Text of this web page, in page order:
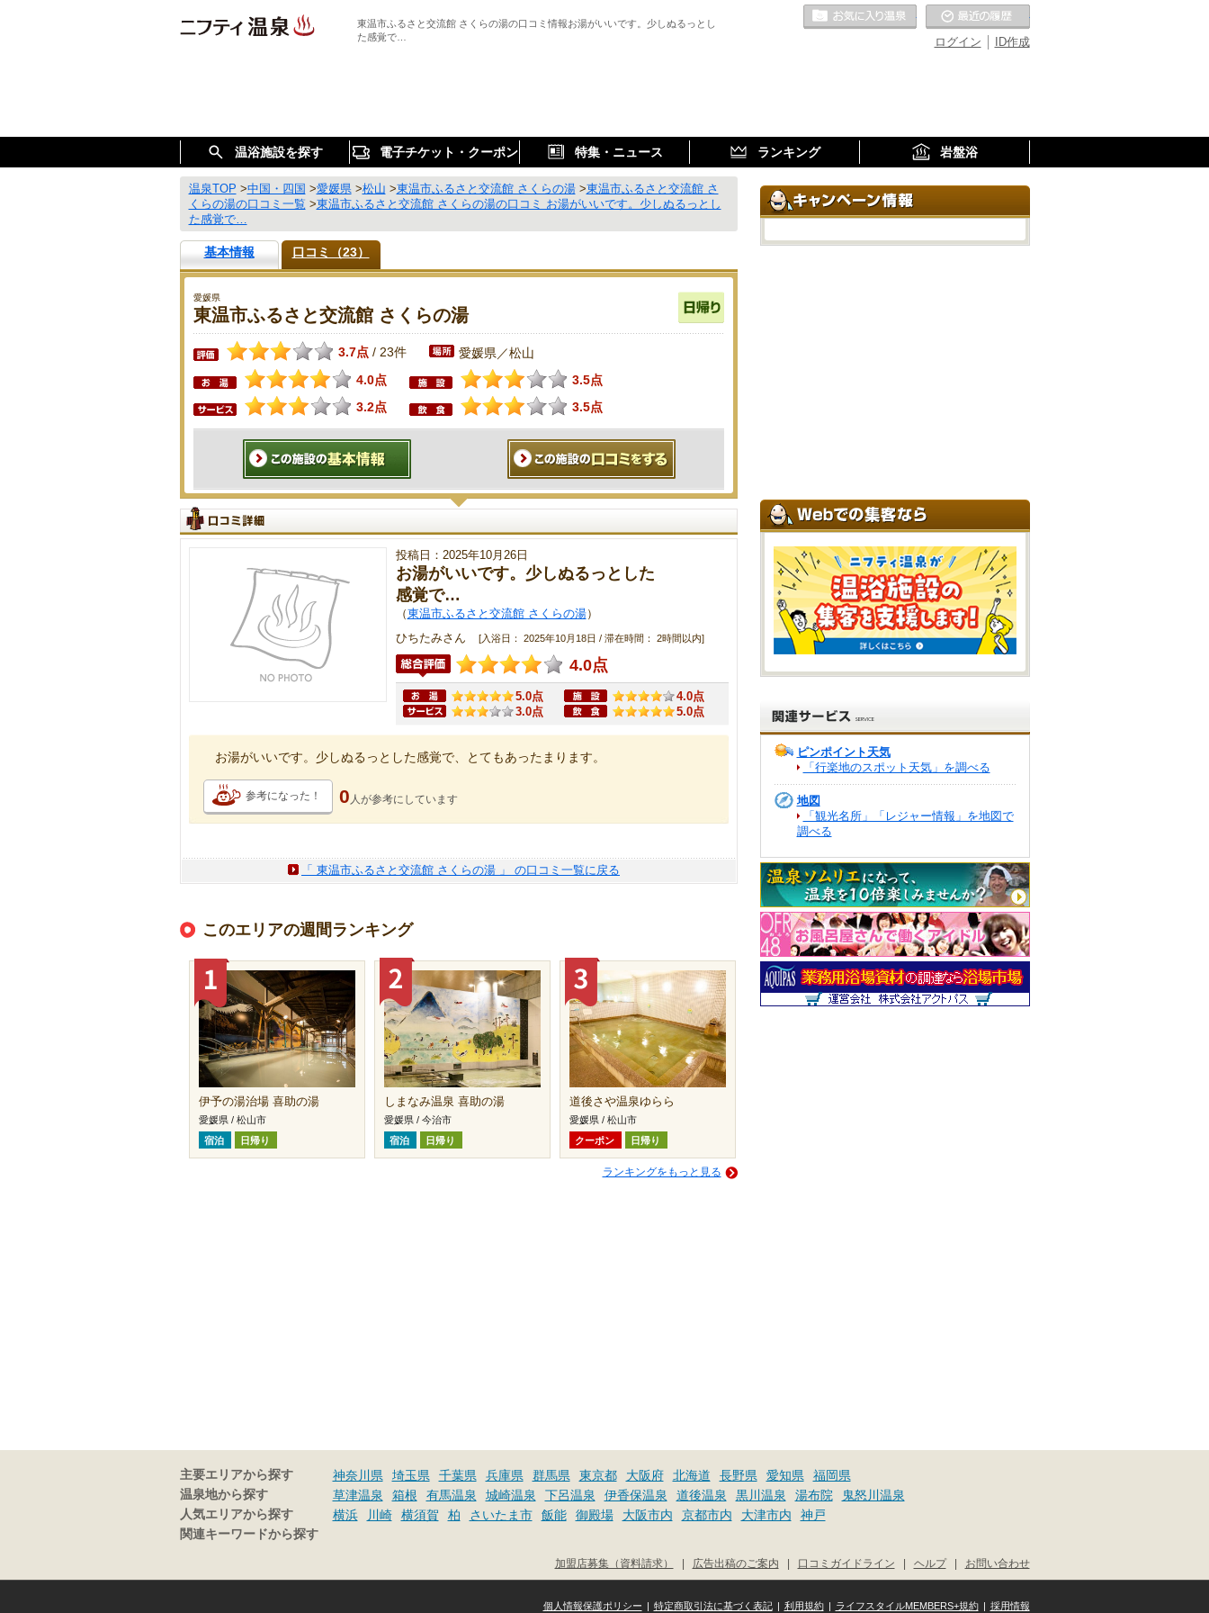
東温市ふるさと交流館 さくらの湯の口コミ情報お湯がいいです。少しぬるっとし
た感覚で…
ID作成
ログイン
お気に入りの温泉
温浴施設を探す 電子チケット・クーポン 特集・ニュース ランキング 岩盤浴
温泉TOP >中国・四国 >愛媛県>松山 >東温市ふるさと交流館 さくらの湯>東温市ふるさと交流館 さ
くらの湯の口コミ一覧 >東温市ふるさと交流館 さくらの湯の口コミ お湯がいいです。少しぬるっとし
た感覚で…
基本情報 口コミ（23）
愛媛県
東温市ふるさと交流館 さくらの湯
3.7点 / 23件 愛媛県／松山
4.0点
3.5点
3.2点
3.5点
投稿日：2025年10月26日
お湯がいいです。少しぬるっとした
感覚で…
（東温市ふるさと交流館 さくらの湯）
ひちたみさん
[入浴日： 2025年10月18日 / 滞在時間： 2時間以内]
4.0点
5.0点
4.0点
3.0点
5.0点
お湯がいいです。少しぬるっとした感覚で、とてもあったまります。
参考になった！ 0 人が参考にしています
「 東温市ふるさと交流館 さくらの湯 」 の口コミ一覧に戻る
このエリアの週間ランキング
伊予の湯治場 喜助の湯
愛媛県 / 松山市
宿泊
日帰り
しまなみ温泉 喜助の湯
愛媛県 / 今治市
宿泊
日帰り
道後さや温泉ゆらら
愛媛県 / 松山市
クーポン
日帰り
ランキングをもっと見る
ピンポイント天気
「行楽地のスポット天気」を調べる
地図
「観光名所」「レジャー情報」を地図で
調べる
主要エリアから探す 神奈川県 埼玉県 千葉県 兵庫県 群馬県 東京都 大阪府 北海道 長野県 愛知県 福岡県
温泉地から探す 草津温泉 箱根 有馬温泉 城崎温泉 下呂温泉 伊香保温泉 道後温泉 黒川温泉 湯布院 鬼怒川温泉
人気エリアから探す 横浜 川崎 横須賀 柏 さいたま市 飯能 御殿場 大阪市内 京都市内 大津市内 神戸
関連キーワードから探す
お問い合わせ
|
ヘルプ
|
口コミガイドライン
|
広告出稿のご案内
|
加盟店募集（資料請求）
採用情報
|
ライフスタイルMEMBERS+規約
|
利用規約
|
特定商取引法に基づく表記
|
個人情報保護ポリシー